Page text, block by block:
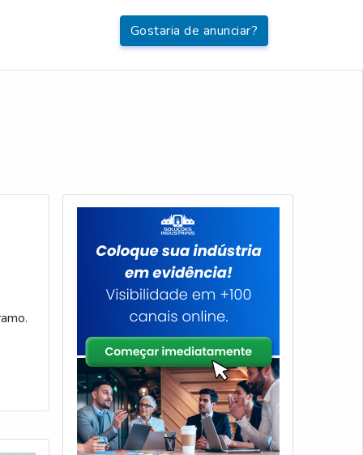
Gostaria de anunciar?